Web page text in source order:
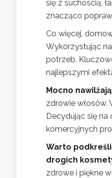
się z suchością,
znacząco
Co więcej,
Wykorzystując
potrzeb.
najlepszymi
Mocno
zdrowie włosów.
Decydując się
komercyjnych
Warto
drogich
zdrowe i piękne